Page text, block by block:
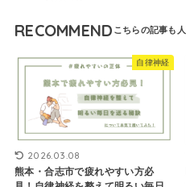
RECOMMEND
自律神経
2026.03.08
熊本・合志市で疲れやすい方必